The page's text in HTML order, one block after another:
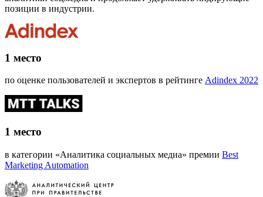
позиции в индустрии.
1 место
по оценке пользователей и экспертов в рейтинге Adindex 2022
1 место
в категории «Аналитика социальных медиа» премии Best
Marketing Automation